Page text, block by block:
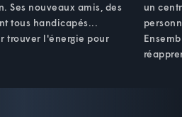
Ses nouveaux amis, des
tous handicapés...
trouver l'énergie pour
un